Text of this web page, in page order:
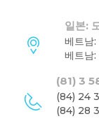
일본:
베트남:
베트남:
(81) 3
(84) 24
(84) 28